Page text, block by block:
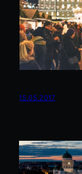
15.05.2017